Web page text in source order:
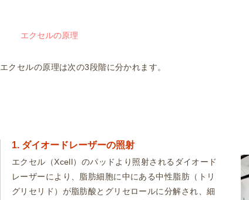
エクセルの原理
エクセルの原理は次の3段階に分かれます。
1. ダイオードレーザーの照射
エクセル（Xcell）のパッドより照射されるダイオード
レーザーにより、脂肪細胞に中にある中性脂肪（トリ
グリセリド）が脂肪酸とグリセロールに分解され、細